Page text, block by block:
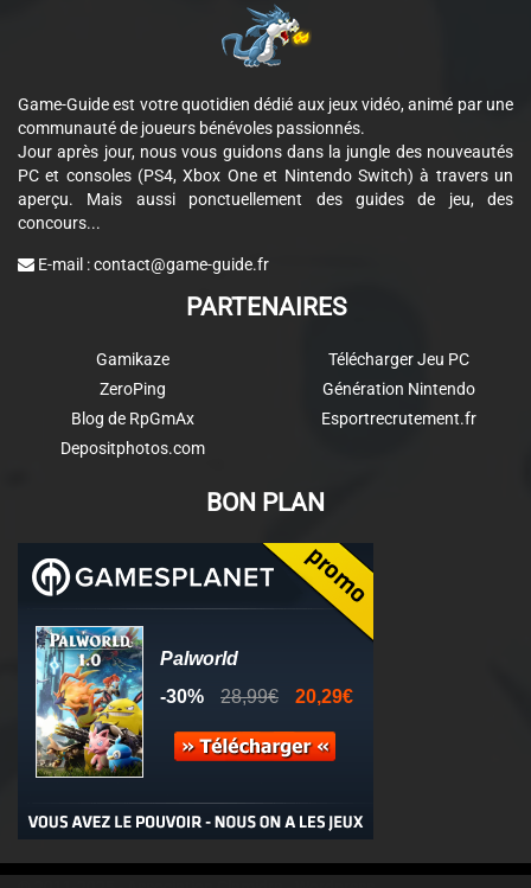
Game-Guide est votre quotidien dédié aux jeux vidéo, animé par une
communauté de joueurs bénévoles passionnés.
Jour après jour, nous vous guidons dans la jungle des nouveautés
PC et consoles (PS4, Xbox One et Nintendo Switch) à travers un
aperçu. Mais aussi ponctuellement des guides de jeu, des
concours...
E-mail :contact@game-guide.fr
PARTENAIRES
Gamikaze
ZeroPing
Blog de RpGmAx
Depositphotos.com
Télécharger Jeu PC
Génération Nintendo
Esportrecrutement.fr
BON PLAN